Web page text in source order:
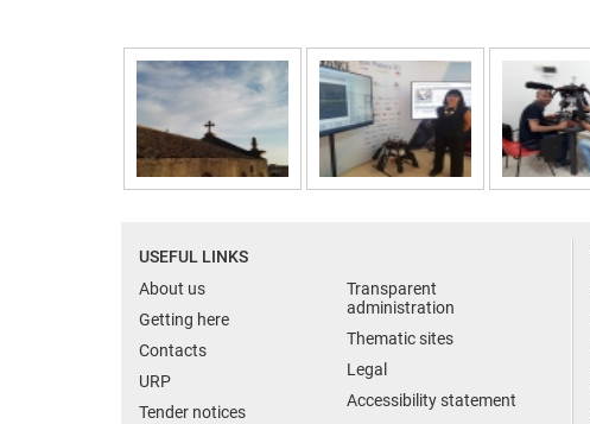
USEFUL LINKS
About us
Getting here
Contacts
URP
Tender notices
Transparent
administration
Thematic sites
Legal
Accessibility statement